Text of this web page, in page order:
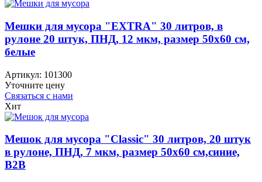
Мешки для мусора "EXTRA" 30 литров, в
рулоне 20 штук, ПНД, 12 мкм, размер 50х60 см,
белые
Артикул: 101300
Уточните цену
Связаться с нами
Хит
Мешок для мусора "Classic" 30 литров, 20 штук
в рулоне, ПНД, 7 мкм, размер 50х60 см,синие,
B2B